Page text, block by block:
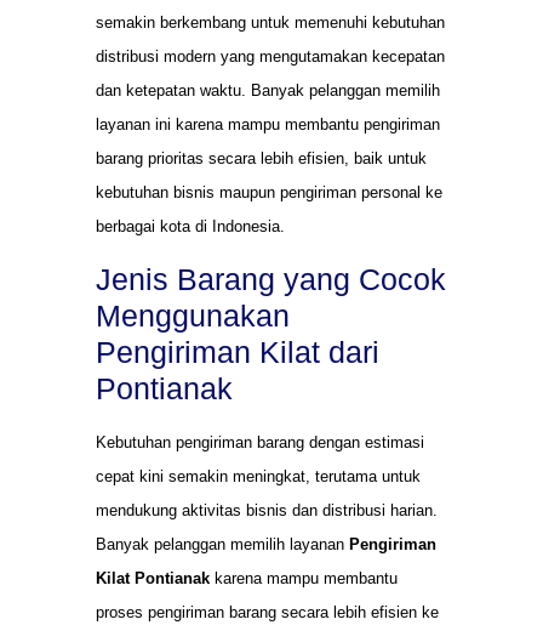
semakin berkembang untuk memenuhi kebutuhan
distribusi modern yang mengutamakan kecepatan
dan ketepatan waktu. Banyak pelanggan memilih
layanan ini karena mampu membantu pengiriman
barang prioritas secara lebih efisien, baik untuk
kebutuhan bisnis maupun pengiriman personal ke
berbagai kota di Indonesia.
Jenis Barang yang Cocok
Menggunakan
Pengiriman Kilat dari
Pontianak
Kebutuhan pengiriman barang dengan estimasi
cepat kini semakin meningkat, terutama untuk
mendukung aktivitas bisnis dan distribusi harian.
Banyak pelanggan memilih layanan Pengiriman
Kilat Pontianak karena mampu membantu
proses pengiriman barang secara lebih efisien ke